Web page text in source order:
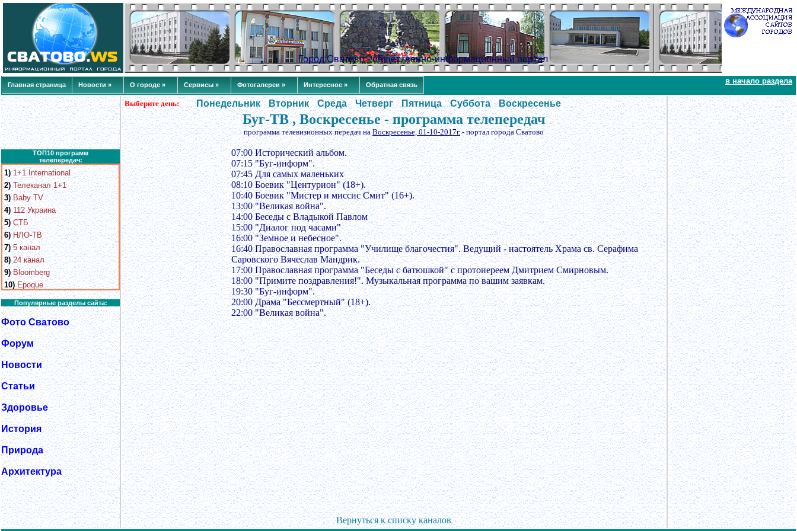
Город Сватово - общественно-информационный портал
Главная страница Новости » О городе » Сервисы » Фотогалереи » Интересное » Обратная связь в начало раздела
ТОП10 программ
телепередач:
1) 1+1 International
2) Телеканал 1+1
3) Baby TV
4) 112 Украина
5) СТБ
6) НЛО-ТВ
7) 5 канал
8) 24 канал
9) Bloomberg
10) Epoque
Популярные разделы сайта:
Фото Сватово
Форум
Новости
Статьи
Здоровье
История
Природа
Архитектура
Выберите день: Понедельник Вторник Среда Четверг Пятница Суббота Воскресенье
Буг-ТВ , Воскресенье - программа телепередач
программа телевизионных передач наВоскресенье, 01-10-2017г.- портал города Сватово
07:00 Исторический альбом.
07:15 "Буг-информ".
07:45 Для самых маленьких
08:10 Боевик "Центурион" (18+).
10:40 Боевик "Мистер и миссис Смит" (16+).
13:00 "Великая война".
14:00 Беседы с Владыкой Павлом
15:00 "Диалог под часами"
16:00 "Земное и небесное".
16:40 Православная программа "Училище благочестия". Ведущий - настоятель Храма св. Серафима
Саровского Вячеслав Мандрик.
17:00 Православная программа "Беседы с батюшкой" с протоиереем Дмитрием Смирновым.
18:00 "Примите поздравления!". Музыкальная программа по вашим заявкам.
19:30 "Буг-информ".
20:00 Драма "Бессмертный" (18+).
22:00 "Великая война".
Вернуться к списку каналов